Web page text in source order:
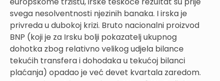
svega nesolventnosti njezinih banaka. I irska je
privreda u dubokoj krizi. Bruto nacionalni proizvod
BNP (koji je za Irsku bolji pokazatelj ukupnog
dohotka zbog relativno velikog udjela bilance
tekućih transfera i dohodaka u tekućoj bilanci
plaćanja) opadao je već devet kvartala zaredom.